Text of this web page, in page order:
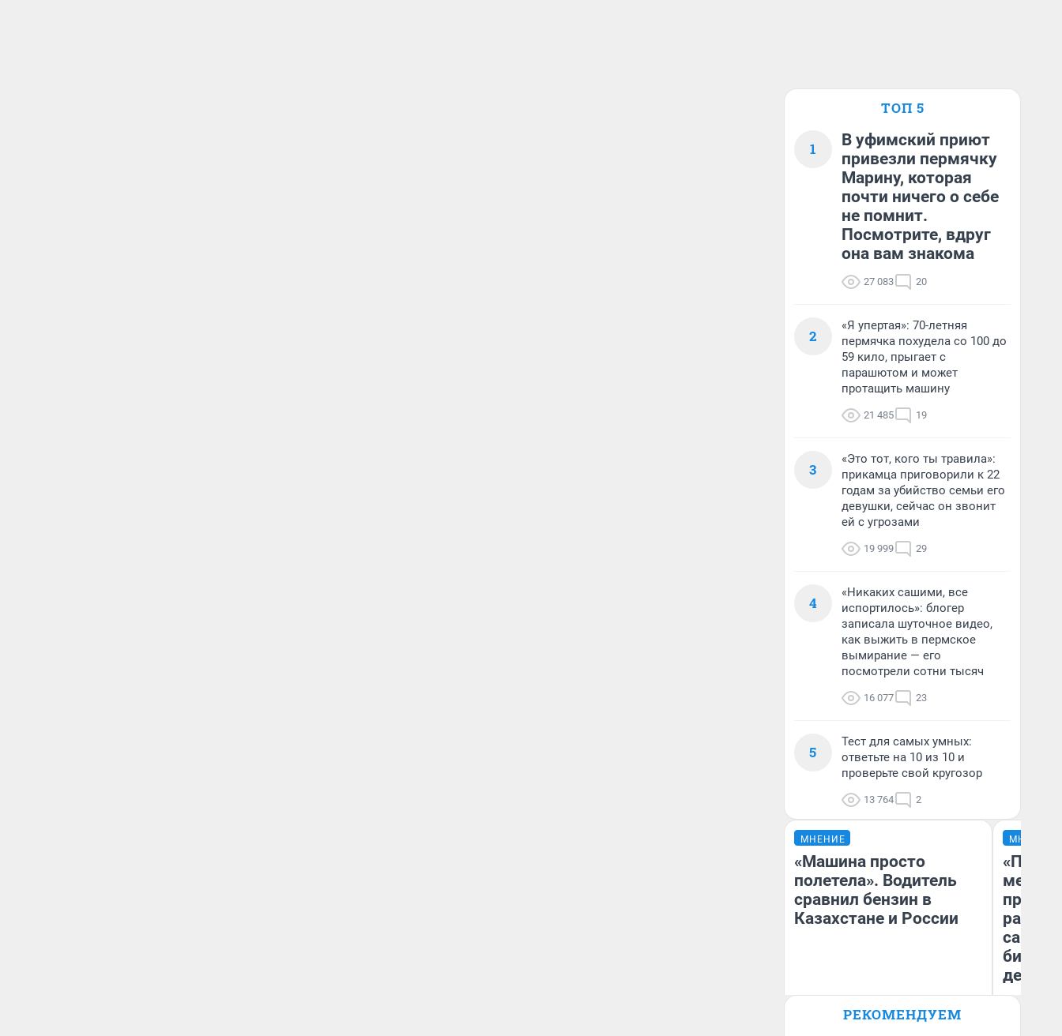
ТОП 5
1
В уфимский приют
привезли пермячку
Марину, которая
почти ничего о себе
не помнит.
Посмотрите, вдруг
она вам знакома
27 083 20
2
«Я упертая»: 70-летняя
пермячка похудела со 100 до
59 кило, прыгает с
парашютом и может
протащить машину
21 485 19
3
«Это тот, кого ты травила»:
прикамца приговорили к 22
годам за убийство семьи его
девушки, сейчас он звонит
ей с угрозами
19 999 29
4
«Никаких сашими, все
испортилось»: блогер
записала шуточное видео,
как выжить в пермское
вымирание — его
посмотрели сотни тысяч
16 077 23
5
Тест для самых умных:
ответьте на 10 из 10 и
проверьте свой кругозор
13 764 2
МНЕНИЕ
«Машина просто
полетела». Водитель
сравнил бензин в
Казахстане и России
Анатолий Кузнецов
МНЕНИЕ
самом
РЕКОМЕНДУЕМ